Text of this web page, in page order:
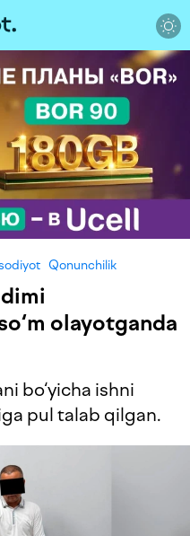
Qonunchilik
olayotganda
bo‘yicha ishni
pul talab qilgan.